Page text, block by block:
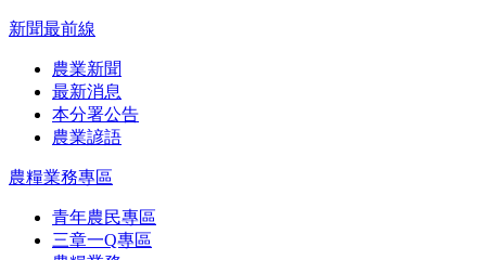
新聞最前線
農業新聞
最新消息
本分署公告
農業諺語
農糧業務專區
青年農民專區
三章一Q專區